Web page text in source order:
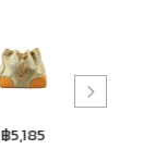
฿5,185